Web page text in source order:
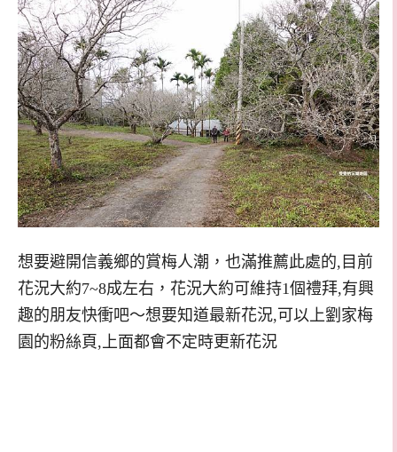
想要避開信義鄉的賞梅人潮，也滿推薦此處的,目前
花況大約7~8成左右，花況大約可維持1個禮拜,有興
趣的朋友快衝吧～想要知道最新花況,可以上劉家梅
園的粉絲頁,上面都會不定時更新花況